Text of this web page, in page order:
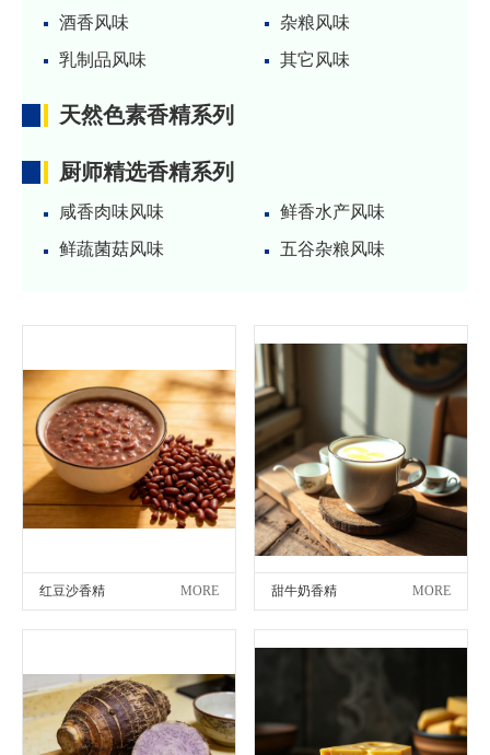
酒香风味
杂粮风味
乳制品风味
其它风味
天然色素香精系列
厨师精选香精系列
咸香肉味风味
鲜香水产风味
鲜蔬菌菇风味
五谷杂粮风味
红豆沙香精 MORE 甜牛奶香精 MORE